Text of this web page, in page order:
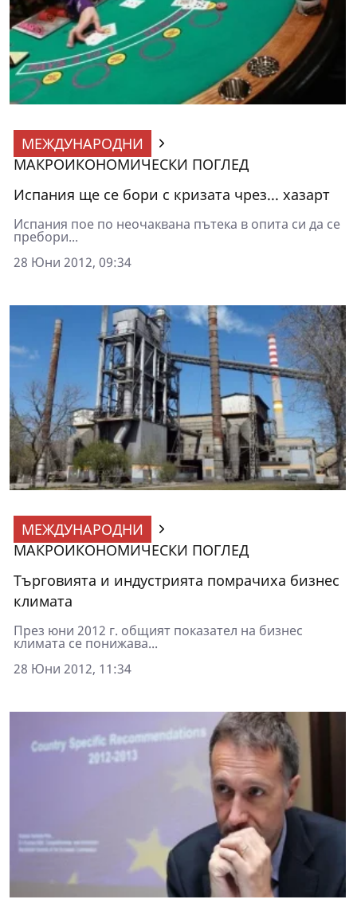
МЕЖДУНАРОДНИ
МАКРОИКОНОМИЧЕСКИ ПОГЛЕД
Испания ще се бори с кризата чрез... хазарт
Испания пое по неочаквана пътека в опита си да се
пребори...
28 Юни 2012, 09:34
МЕЖДУНАРОДНИ
МАКРОИКОНОМИЧЕСКИ ПОГЛЕД
Търговията и индустрията помрачиха бизнес
климата
През юни 2012 г. общият показател на бизнес
климата се понижава...
28 Юни 2012, 11:34